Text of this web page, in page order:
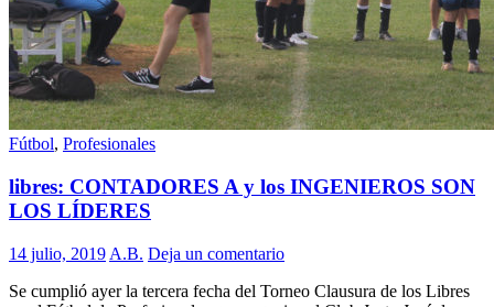
Fútbol, Profesionales
libres: CONTADORES A y los INGENIEROS SON
LOS LÍDERES
14 julio, 2019 A.B. Deja un comentario
Se cumplió ayer la tercera fecha del Torneo Clausura de los Libres